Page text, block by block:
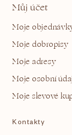
Můj účet
Moje
Moje dobropisy
Moje adresy
Moje osobní
Moje slevové
Kontakty